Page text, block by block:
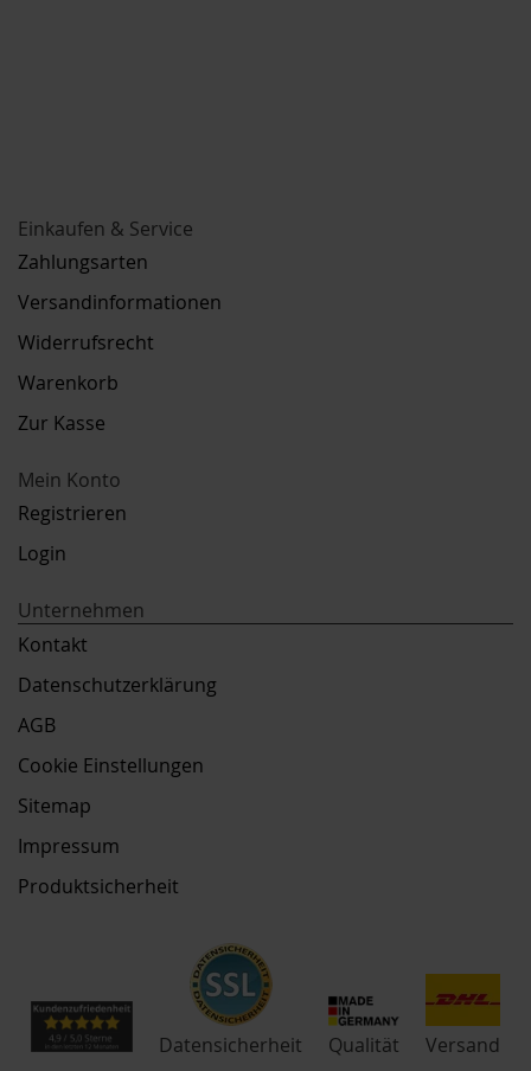
Einkaufen & Service
Zahlungsarten
Versandinformationen
Widerrufsrecht
Warenkorb
Zur Kasse
Mein Konto
Registrieren
Login
Unternehmen
Kontakt
Datenschutzerklärung
AGB
Cookie Einstellungen
Sitemap
Impressum
Produktsicherheit
Datensicherheit Qualität Versand